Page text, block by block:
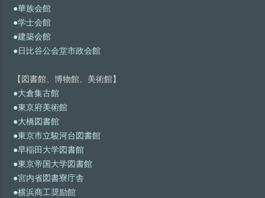
●華族会館
●学士会館
●建築会館
●日比谷公会堂市政会館
【図書館、博物館、美術館】
●大倉集古館
●東京府美術館
●大橋図書館
●東京市立駿河台図書館
●早稲田大学図書館
●東京帝国大学図書館
●宮内省図書寮庁舎
●横浜商工奨励館